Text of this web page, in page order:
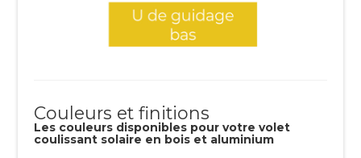
Couleurs et finitions
Les couleurs disponibles pour votre volet
coulissant solaire en bois et aluminium